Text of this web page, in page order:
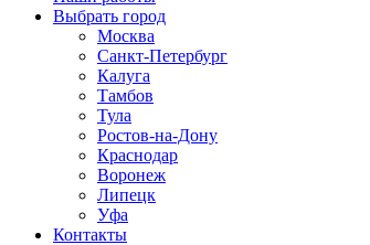
Выбрать город
Москва
Санкт-Петербург
Калуга
Тамбов
Тула
Ростов-на-Дону
Краснодар
Воронеж
Липецк
Уфа
Контакты